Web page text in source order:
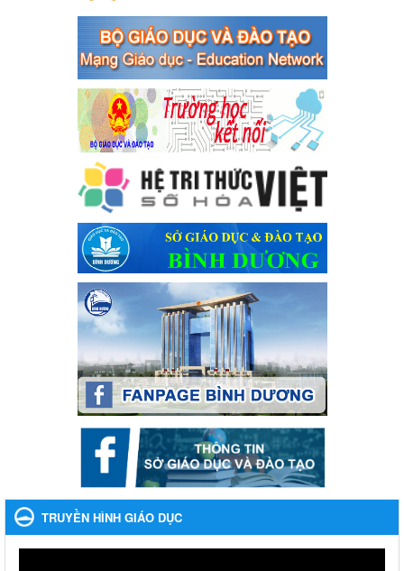
Kế hoạch Triển khai công tác tuyên truyền, đảm bảo trật tự, an
toàn giao thông năm 2024 tại các cơ sở giáo dục trên địa bàn thị
Ngày ban hành: 04/03/2024
Kế hoạch thực hiện Chỉ thị số 16/CT-TTg ngày 27/05/2023
của Thủ tướng Chính phủ về tăng cường phòng ngừa, đấu
tranh tội phạm, vi phạm pháp luật liên quan đến hoạt động
tổ chức đánh bạc và đánh bạc
Kế hoạch thực hiện Chỉ thị số 16/CT-TTg ngày 27/05/2023 của
Thủ tướng Chính phủ về tăng cường phòng ngừa, đấu tranh tội
phạm, vi phạm pháp luật liên quan đến hoạt động tổ chức đánh
bạc và đánh bạc
Ngày ban hành: 04/03/2024
Kế hoạch Tổ chức Hội trại truyền thống học sinh thị xã Bến
Cát Lần thứ VIII, năm học 2023-2024
Kế hoạch Tổ chức Hội trại truyền thống học sinh thị xã Bến Cát
Lần thứ VIII, năm học 2023-2024
Ngày ban hành: 28/12/2023
Phối hợp rà soát nhu cầu tiêm vắc xin phòng Covid 19
Phối hợp rà soát nhu cầu tiêm vắc xin phòng Covid 19
Ngày ban hành: 22/11/2023
Phát động, triển khai Cuộc thi " An toàn giao thông cho nụ
cười ngày mai" dành cho học sinh và giáo viên trung học
năm học 2023-2024
Phát động, triển khai Cuộc thi " An toàn giao thông cho nụ cười
TRUYỀN HÌNH GIÁO DỤC